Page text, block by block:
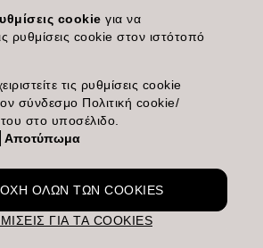
part of Kao Salon Division.
for salons, stylists and their
clients.
cookieγια να
ρυθμίσεις cookie στον ιστότοπό
τις ρυθμίσεις cookie
σύνδεσμο Πολιτική cookie/
στο υποσέλιδο.
Αποτύπωμα
ΓΙΑ ΤΑ COOKIES
ΌΛΩΝ ΤΩΝ COOKIES